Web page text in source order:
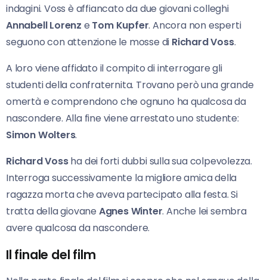
indagini. Voss è affiancato da due giovani colleghi
Annabell Lorenz e Tom Kupfer. Ancora non esperti
seguono con attenzione le mosse di Richard Voss.
A loro viene affidato il compito di interrogare gli
studenti della confraternita. Trovano però una grande
omertà e comprendono che ognuno ha qualcosa da
nascondere. Alla fine viene arrestato uno studente:
Simon Wolters.
Richard Vossha dei forti dubbi sulla sua colpevolezza.
Interroga successivamente la migliore amica della
ragazza morta che aveva partecipato alla festa. Si
tratta della giovane Agnes Winter. Anche lei sembra
avere qualcosa da nascondere.
Il finale del film